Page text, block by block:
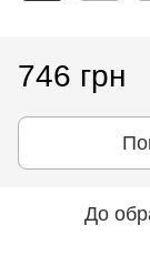
746 грн
До